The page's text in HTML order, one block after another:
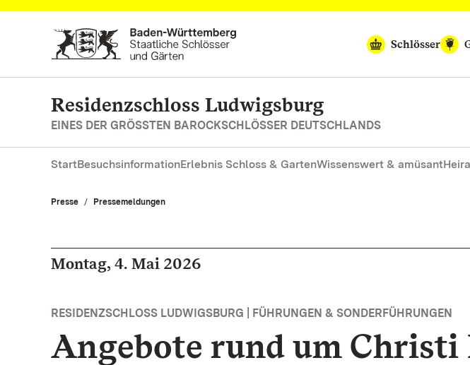
Zum Hauptinhalt springen
Schlösser
Residenzschloss Ludwigsburg
EINES DER GRÖSSTEN BAROCKSCHLÖSSER DEUTSCHLANDS
StartBesuchsinformationErlebnis Schloss & GartenWissenswert & amüsant
Presse Pressemeldungen
Montag, 4. Mai 2026
RESIDENZSCHLOSS LUDWIGSBURG | FÜHRUNGEN & SONDERFÜHRUNGEN
Angebote rund um